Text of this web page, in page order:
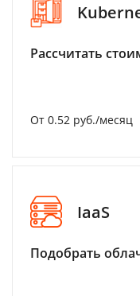
Рассчитать
От 0.52 руб./месяц
IaaS
Подобрать